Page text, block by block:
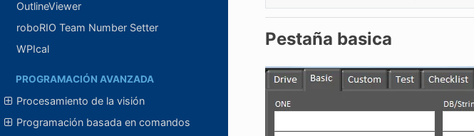
OutlineViewer
roboRIO Team Number Setter
WPIcal
PROGRAMACIÓN AVANZADA
Procesamiento de la visión
Programación basada en comandos
Pestaña basica